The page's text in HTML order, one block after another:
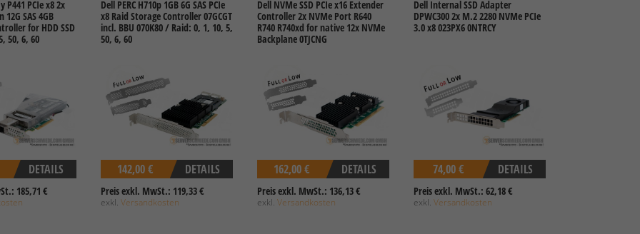
P441 PCIe x8 2x
12G SAS 4GB
for HDD SSD
50, 6, 60
DETAILS
185,71 €
Dell PERC H710p 1GB 6G SAS PCIe
x8 Raid Storage Controller 07GCGT
incl. BBU 070K80 / Raid: 0, 1, 10, 5,
50, 6, 60
DETAILS
142,00 €
Preis exkl. MwSt.: 119,33 €
exkl. Versandkosten
Dell NVMe SSD PCIe x16 Extender
Controller 2x NVMe Port R640
R740 R740xd for native 12x NVMe
Backplane 0TJCNG
DETAILS
162,00 €
Preis exkl. MwSt.: 136,13 €
exkl. Versandkosten
Dell Internal SSD Adapter
DPWC300 2x M.2 2280 NVMe PCIe
3.0 x8 023PX6 0NTRCY
DETAILS
74,00 €
Preis exkl. MwSt.: 62,18 €
exkl. Versandkosten